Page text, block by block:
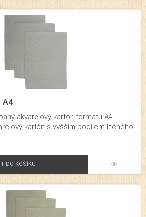
A4
akvarelový kartón formátu A4.
kartón s vyšším podílem lněného
typy akvarelových technik. Podíl
ruční kartón povrchově klížen.
DO KOŠÍKU